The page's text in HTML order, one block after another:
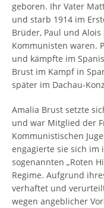
geboren. Ihr Vater
und starb 1914 im
Brüder, Paul und
Kommunisten waren.
und kämpfte im
Brust im Kampf in
später im Dachau-
Amalia Brust setzte
und war Mitglied der
Kommunistischen
engagierte sie sich im
sogenannten „Roten
Regime. Aufgrund
verhaftet und
wegen angeblicher